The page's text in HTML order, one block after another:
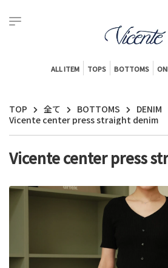
ALL ITEM TOPS BOTTOMS
TOP 全て BOTTOMS
DENIM
Vicente center press straight denim
Vicente center press